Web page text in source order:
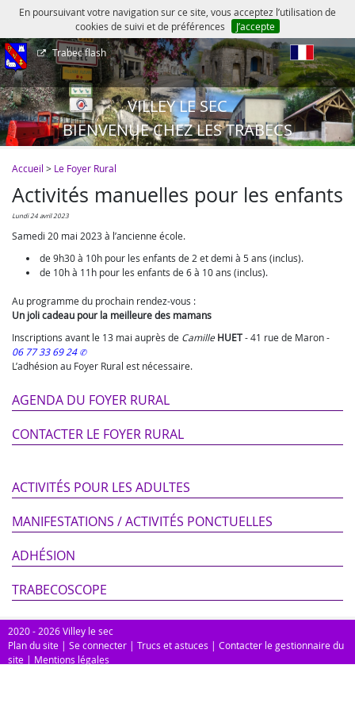
En poursuivant votre navigation sur ce site, vous acceptez l’utilisation de
cookies de suivi et de préférences
J’accepte
Trabec flash
VILLEY LE SEC
BIENVENUE CHEZ LES TRABECS
Accueil > Le Foyer Rural
Activités manuelles pour les enfants
lundi 24 avril 2023
Samedi 20 mai 2023 à l’ancienne école.
de 9h30 à 10h pour les enfants de 2 et demi à 5 ans (inclus).
de 10h à 11h pour les enfants de 6 à 10 ans (inclus).
Au programme du prochain rendez-vous :
Un joli cadeau pour la meilleure des mamans
Inscriptions avant le 13 mai auprès de Camille HUET-41 rue de Maron-
06 77 33 69 24
L’adhésion au Foyer Rural est nécessaire.
AGENDA DU FOYER RURAL
CONTACTER LE FOYER RURAL
ACTIVITÉS POUR LES ADULTES
MANIFESTATIONS / ACTIVITÉS PONCTUELLES
ADHÉSION
TRABECOSCOPE
2020 - 2026 Villey le sec
Plan du site | Se connecter | Trucs et astuces | Contacter le gestionnaire du
site | Mentions légales